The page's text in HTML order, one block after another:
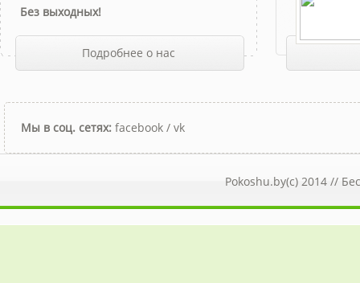
Без выходных!
Подробнее о нас
Мы в соц. сетях: facebook / vk
Pokoshu.by(c) 2014 //